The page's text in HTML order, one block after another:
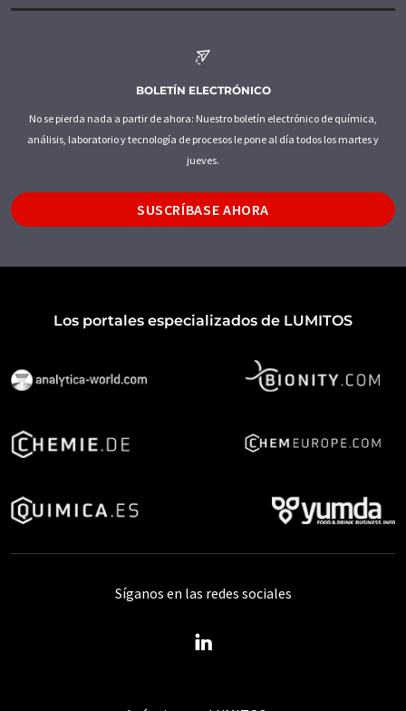
BOLETÍN ELECTRÓNICO
No se pierda nada a partir de ahora: Nuestro boletín electrónico de química,
análisis, laboratorio y tecnología de procesos le pone al día todos los martes y
jueves.
SUSCRÍBASE AHORA
Los portales especializados de LUMITOS
Síganos en las redes sociales